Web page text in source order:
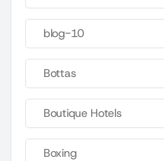
blog-10
Bottas
Boutique Hotels
Boxing